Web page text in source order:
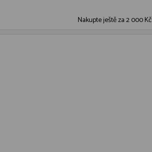
Nakupte ještě za2 000 Kč